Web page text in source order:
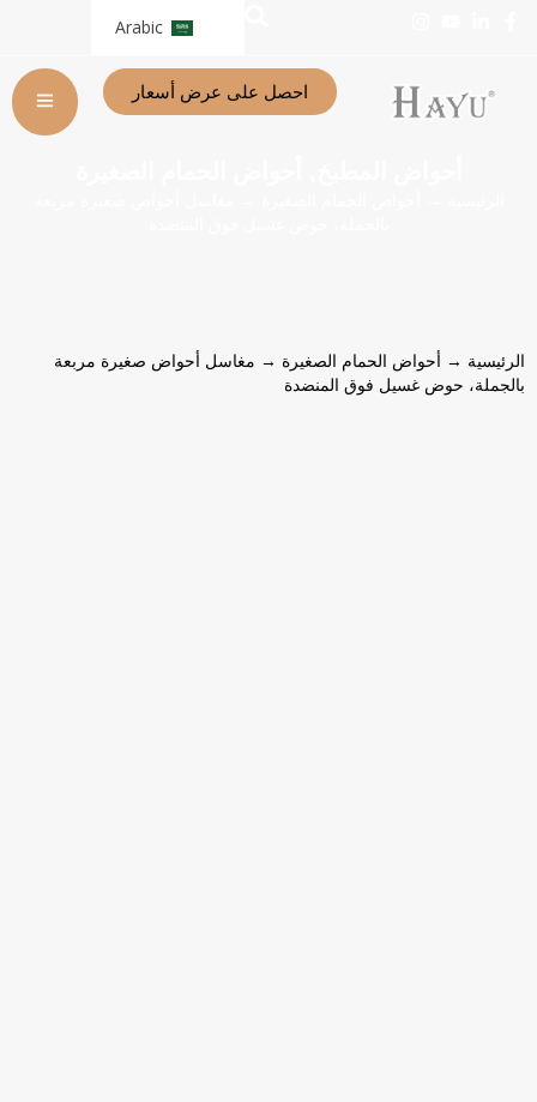
Arabic
احصل على عرض أسعار
الرئيسية → أحواض الحمام الصغيرة → مغاسل أحواض صغيرة مربعة
بالجملة، حوض غسيل فوق المنضدة